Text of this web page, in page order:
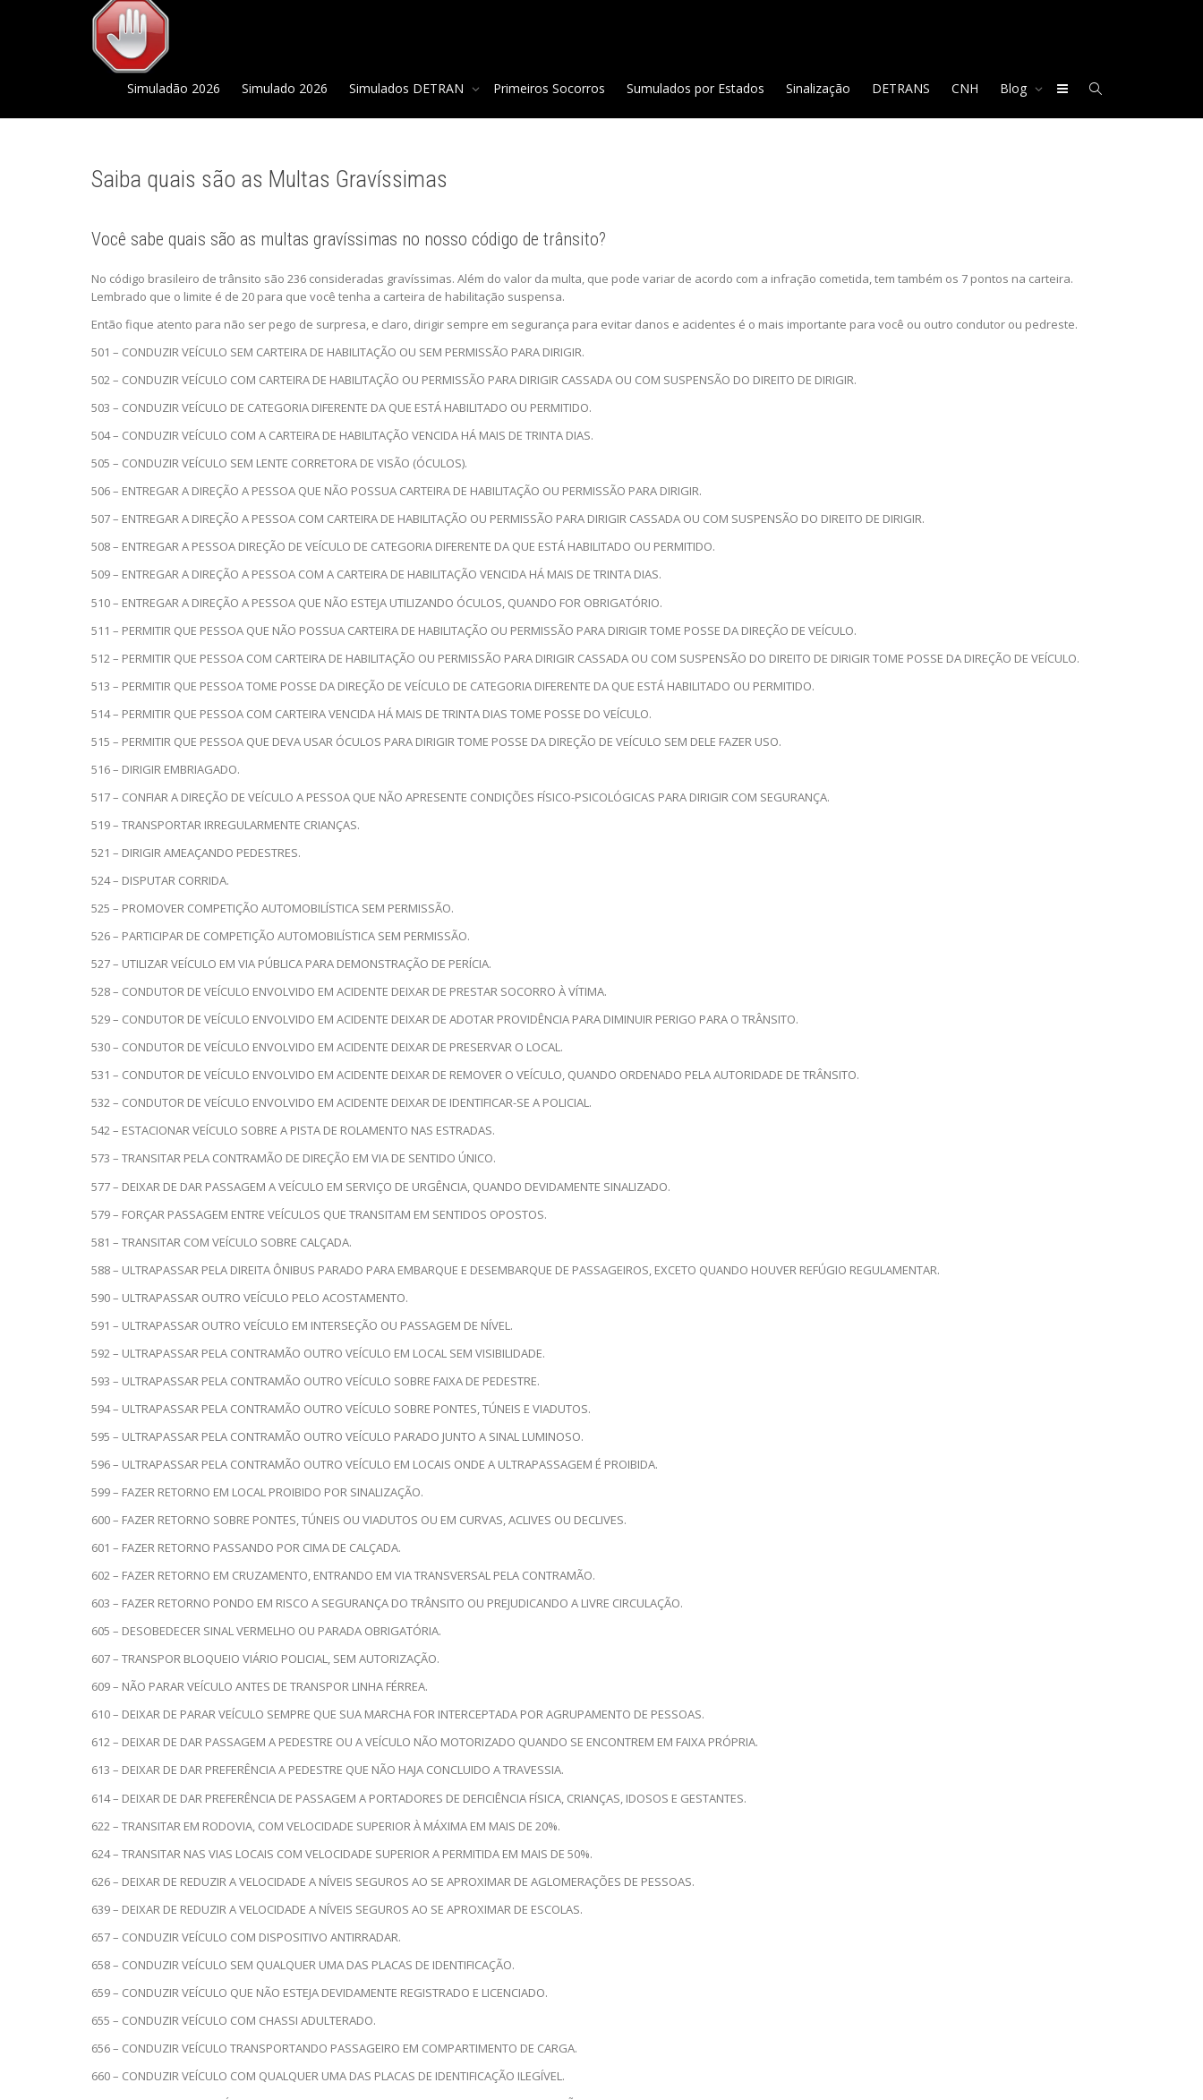
Simuladão 2026 Simulado 2026 Simulados DETRAN Primeiros Socorros Sumulados por Estados Sinalização DETRANS CNH Blog
Saiba quais são as Multas Gravíssimas
Você sabe quais são as multas gravíssimas no nosso código de trânsito?
No código brasileiro de trânsito são 236 consideradas gravíssimas. Além do valor da multa, que pode variar de acordo com a infração cometida, tem também os 7 pontos na carteira.
Lembrado que o limite é de 20 para que você tenha a carteira de habilitação suspensa.
Então fique atento para não ser pego de surpresa, e claro, dirigir sempre em segurança para evitar danos e acidentes é o mais importante para você ou outro condutor ou pedreste.
501 – CONDUZIR VEÍCULO SEM CARTEIRA DE HABILITAÇÃO OU SEM PERMISSÃO PARA DIRIGIR.
502 – CONDUZIR VEÍCULO COM CARTEIRA DE HABILITAÇÃO OU PERMISSÃO PARA DIRIGIR CASSADA OU COM SUSPENSÃO DO DIREITO DE DIRIGIR.
503 – CONDUZIR VEÍCULO DE CATEGORIA DIFERENTE DA QUE ESTÁ HABILITADO OU PERMITIDO.
504 – CONDUZIR VEÍCULO COM A CARTEIRA DE HABILITAÇÃO VENCIDA HÁ MAIS DE TRINTA DIAS.
505 – CONDUZIR VEÍCULO SEM LENTE CORRETORA DE VISÃO (ÓCULOS).
506 – ENTREGAR A DIREÇÃO A PESSOA QUE NÃO POSSUA CARTEIRA DE HABILITAÇÃO OU PERMISSÃO PARA DIRIGIR.
507 – ENTREGAR A DIREÇÃO A PESSOA COM CARTEIRA DE HABILITAÇÃO OU PERMISSÃO PARA DIRIGIR CASSADA OU COM SUSPENSÃO DO DIREITO DE DIRIGIR.
508 – ENTREGAR A PESSOA DIREÇÃO DE VEÍCULO DE CATEGORIA DIFERENTE DA QUE ESTÁ HABILITADO OU PERMITIDO.
509 – ENTREGAR A DIREÇÃO A PESSOA COM A CARTEIRA DE HABILITAÇÃO VENCIDA HÁ MAIS DE TRINTA DIAS.
510 – ENTREGAR A DIREÇÃO A PESSOA QUE NÃO ESTEJA UTILIZANDO ÓCULOS, QUANDO FOR OBRIGATÓRIO.
511 – PERMITIR QUE PESSOA QUE NÃO POSSUA CARTEIRA DE HABILITAÇÃO OU PERMISSÃO PARA DIRIGIR TOME POSSE DA DIREÇÃO DE VEÍCULO.
512 – PERMITIR QUE PESSOA COM CARTEIRA DE HABILITAÇÃO OU PERMISSÃO PARA DIRIGIR CASSADA OU COM SUSPENSÃO DO DIREITO DE DIRIGIR TOME POSSE DA DIREÇÃO DE VEÍCULO.
513 – PERMITIR QUE PESSOA TOME POSSE DA DIREÇÃO DE VEÍCULO DE CATEGORIA DIFERENTE DA QUE ESTÁ HABILITADO OU PERMITIDO.
514 – PERMITIR QUE PESSOA COM CARTEIRA VENCIDA HÁ MAIS DE TRINTA DIAS TOME POSSE DO VEÍCULO.
515 – PERMITIR QUE PESSOA QUE DEVA USAR ÓCULOS PARA DIRIGIR TOME POSSE DA DIREÇÃO DE VEÍCULO SEM DELE FAZER USO.
516 – DIRIGIR EMBRIAGADO.
517 – CONFIAR A DIREÇÃO DE VEÍCULO A PESSOA QUE NÃO APRESENTE CONDIÇÕES FÍSICO-PSICOLÓGICAS PARA DIRIGIR COM SEGURANÇA.
519 – TRANSPORTAR IRREGULARMENTE CRIANÇAS.
521 – DIRIGIR AMEAÇANDO PEDESTRES.
524 – DISPUTAR CORRIDA.
525 – PROMOVER COMPETIÇÃO AUTOMOBILÍSTICA SEM PERMISSÃO.
526 – PARTICIPAR DE COMPETIÇÃO AUTOMOBILÍSTICA SEM PERMISSÃO.
527 – UTILIZAR VEÍCULO EM VIA PÚBLICA PARA DEMONSTRAÇÃO DE PERÍCIA.
528 – CONDUTOR DE VEÍCULO ENVOLVIDO EM ACIDENTE DEIXAR DE PRESTAR SOCORRO À VÍTIMA.
529 – CONDUTOR DE VEÍCULO ENVOLVIDO EM ACIDENTE DEIXAR DE ADOTAR PROVIDÊNCIA PARA DIMINUIR PERIGO PARA O TRÂNSITO.
530 – CONDUTOR DE VEÍCULO ENVOLVIDO EM ACIDENTE DEIXAR DE PRESERVAR O LOCAL.
531 – CONDUTOR DE VEÍCULO ENVOLVIDO EM ACIDENTE DEIXAR DE REMOVER O VEÍCULO, QUANDO ORDENADO PELA AUTORIDADE DE TRÂNSITO.
532 – CONDUTOR DE VEÍCULO ENVOLVIDO EM ACIDENTE DEIXAR DE IDENTIFICAR-SE A POLICIAL.
542 – ESTACIONAR VEÍCULO SOBRE A PISTA DE ROLAMENTO NAS ESTRADAS.
573 – TRANSITAR PELA CONTRAMÃO DE DIREÇÃO EM VIA DE SENTIDO ÚNICO.
577 – DEIXAR DE DAR PASSAGEM A VEÍCULO EM SERVIÇO DE URGÊNCIA, QUANDO DEVIDAMENTE SINALIZADO.
579 – FORÇAR PASSAGEM ENTRE VEÍCULOS QUE TRANSITAM EM SENTIDOS OPOSTOS.
581 – TRANSITAR COM VEÍCULO SOBRE CALÇADA.
588 – ULTRAPASSAR PELA DIREITA ÔNIBUS PARADO PARA EMBARQUE E DESEMBARQUE DE PASSAGEIROS, EXCETO QUANDO HOUVER REFÚGIO REGULAMENTAR.
590 – ULTRAPASSAR OUTRO VEÍCULO PELO ACOSTAMENTO.
591 – ULTRAPASSAR OUTRO VEÍCULO EM INTERSEÇÃO OU PASSAGEM DE NÍVEL.
592 – ULTRAPASSAR PELA CONTRAMÃO OUTRO VEÍCULO EM LOCAL SEM VISIBILIDADE.
593 – ULTRAPASSAR PELA CONTRAMÃO OUTRO VEÍCULO SOBRE FAIXA DE PEDESTRE.
594 – ULTRAPASSAR PELA CONTRAMÃO OUTRO VEÍCULO SOBRE PONTES, TÚNEIS E VIADUTOS.
595 – ULTRAPASSAR PELA CONTRAMÃO OUTRO VEÍCULO PARADO JUNTO A SINAL LUMINOSO.
596 – ULTRAPASSAR PELA CONTRAMÃO OUTRO VEÍCULO EM LOCAIS ONDE A ULTRAPASSAGEM É PROIBIDA.
599 – FAZER RETORNO EM LOCAL PROIBIDO POR SINALIZAÇÃO.
600 – FAZER RETORNO SOBRE PONTES, TÚNEIS OU VIADUTOS OU EM CURVAS, ACLIVES OU DECLIVES.
601 – FAZER RETORNO PASSANDO POR CIMA DE CALÇADA.
602 – FAZER RETORNO EM CRUZAMENTO, ENTRANDO EM VIA TRANSVERSAL PELA CONTRAMÃO.
603 – FAZER RETORNO PONDO EM RISCO A SEGURANÇA DO TRÂNSITO OU PREJUDICANDO A LIVRE CIRCULAÇÃO.
605 – DESOBEDECER SINAL VERMELHO OU PARADA OBRIGATÓRIA.
607 – TRANSPOR BLOQUEIO VIÁRIO POLICIAL, SEM AUTORIZAÇÃO.
609 – NÃO PARAR VEÍCULO ANTES DE TRANSPOR LINHA FÉRREA.
610 – DEIXAR DE PARAR VEÍCULO SEMPRE QUE SUA MARCHA FOR INTERCEPTADA POR AGRUPAMENTO DE PESSOAS.
612 – DEIXAR DE DAR PASSAGEM A PEDESTRE OU A VEÍCULO NÃO MOTORIZADO QUANDO SE ENCONTREM EM FAIXA PRÓPRIA.
613 – DEIXAR DE DAR PREFERÊNCIA A PEDESTRE QUE NÃO HAJA CONCLUIDO A TRAVESSIA.
614 – DEIXAR DE DAR PREFERÊNCIA DE PASSAGEM A PORTADORES DE DEFICIÊNCIA FÍSICA, CRIANÇAS, IDOSOS E GESTANTES.
622 – TRANSITAR EM RODOVIA, COM VELOCIDADE SUPERIOR À MÁXIMA EM MAIS DE 20%.
624 – TRANSITAR NAS VIAS LOCAIS COM VELOCIDADE SUPERIOR A PERMITIDA EM MAIS DE 50%.
626 – DEIXAR DE REDUZIR A VELOCIDADE A NÍVEIS SEGUROS AO SE APROXIMAR DE AGLOMERAÇÕES DE PESSOAS.
639 – DEIXAR DE REDUZIR A VELOCIDADE A NÍVEIS SEGUROS AO SE APROXIMAR DE ESCOLAS.
657 – CONDUZIR VEÍCULO COM DISPOSITIVO ANTIRRADAR.
658 – CONDUZIR VEÍCULO SEM QUALQUER UMA DAS PLACAS DE IDENTIFICAÇÃO.
659 – CONDUZIR VEÍCULO QUE NÃO ESTEJA DEVIDAMENTE REGISTRADO E LICENCIADO.
655 – CONDUZIR VEÍCULO COM CHASSI ADULTERADO.
656 – CONDUZIR VEÍCULO TRANSPORTANDO PASSAGEIRO EM COMPARTIMENTO DE CARGA.
660 – CONDUZIR VEÍCULO COM QUALQUER UMA DAS PLACAS DE IDENTIFICAÇÃO ILEGÍVEL.